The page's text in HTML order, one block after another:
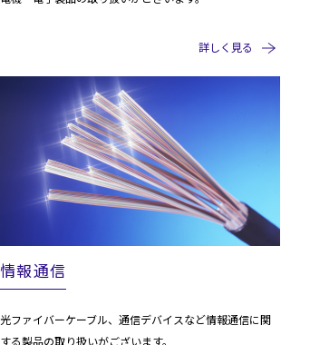
詳しく見る
情報通信
光ファイバーケーブル、通信デバイスなど情報通信に関
する製品の取り扱いがございます。